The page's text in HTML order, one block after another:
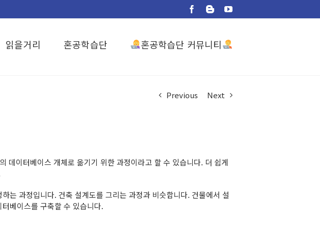
Facebook
BloggerYouTube
읽을거리 혼공학습단 혼공학습단 커뮤니티
Previous Next
데이터베이스 개체로 옮기기 위한 과정이라고 할 수 있습니다. 더 쉽게
는 과정입니다. 건축 설계도를 그리는 과정과 비슷합니다. 건물에서 설
베이스를 구축할 수 있습니다.